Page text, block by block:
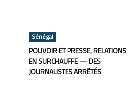
Sénégal
POUVOIR ET PRESSE, RELATIONS
EN SURCHAUFFE — DES
JOURNALISTES ARRÊTÉS